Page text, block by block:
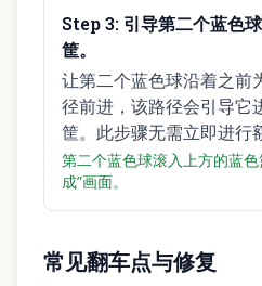
Step3: 引导第二个蓝色
筐。
让第二个蓝色球沿着之前
径前进，该路径会引导它
筐。此步骤无需立即进行
第二个蓝色球滚入上方的蓝
成”画面。
常见翻车点与修复